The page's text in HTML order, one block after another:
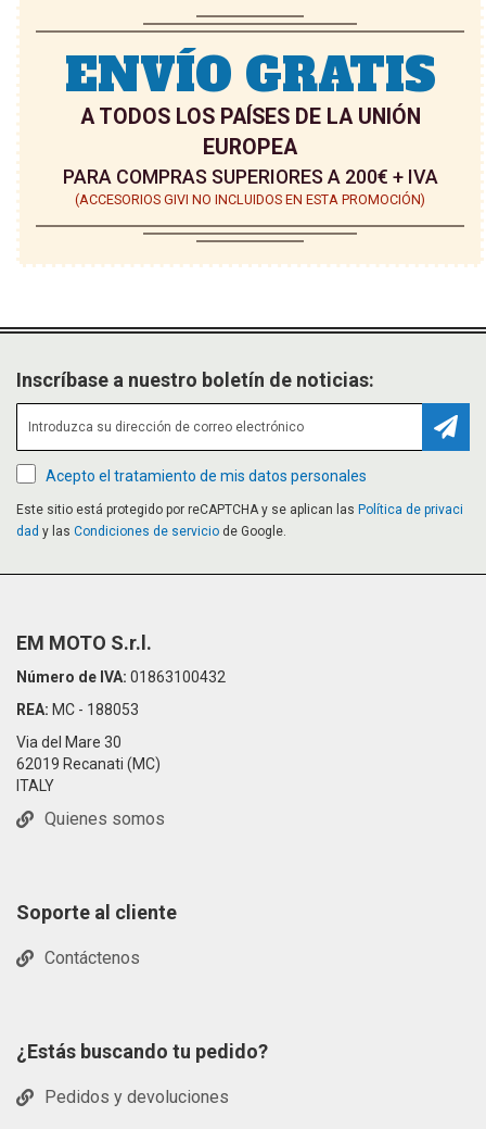
ENVÍO GRATIS
A TODOS LOS PAÍSES DE LA UNIÓN
EUROPEA
PARA COMPRAS SUPERIORES A 200€ + IVA
(ACCESORIOS GIVI NO INCLUIDOS EN ESTA PROMOCIÓN)
Inscríbase a nuestro boletín de noticias:
Acepto el tratamiento de mis datos personales
Este sitio está protegido por reCAPTCHA y se aplican las Política de privaci
dad y las Condiciones de servicio de Google.
EM MOTO S.r.l.
Número de IVA: 01863100432
REA: MC - 188053
Via del Mare 30
62019 Recanati (MC)
ITALY
Quienes somos
Soporte al cliente
Contáctenos
¿Estás buscando tu pedido?
Pedidos y devoluciones